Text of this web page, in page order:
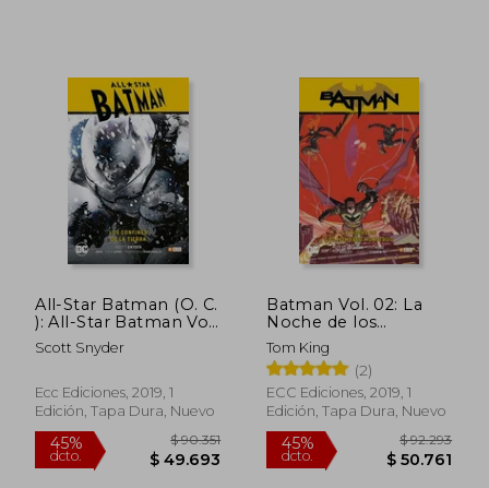
45%
dcto.
$ 132.354
$ 72.795
45%
dcto.
All-Star Batman (O. C.
): All-Star Batman Vol.
02: Los Confines de la
Tierra
Scott Snyder
Ecc Ediciones, 2019, 1
Edición, Tapa Dura, Nuevo
Batman Vol. 02: La
Noche de los
Hombres Monstruo
Tom King
(2)
ECC Ediciones, 2019, 1
Edición, Tapa Dura, Nuevo